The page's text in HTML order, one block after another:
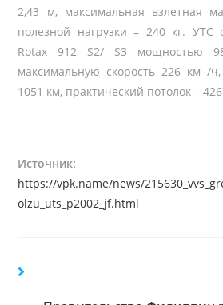
2,43 м, максимальная взлетная
полезной нагрузки – 240 кг. УТС
Rotax 912 S2/ S3 мощностью
максимальную скорость 226 км /
1051 км, практический потолок –
Источник:
https://vpk.name/news/
olzu_uts_p2002_jf.html